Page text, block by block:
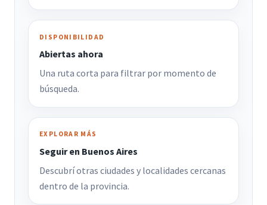
DISPONIBILIDAD
Abiertas ahora
Una ruta corta para filtrar por momento de
búsqueda.
EXPLORAR MÁS
Seguir en Buenos Aires
Descubrí otras ciudades y localidades cercanas
dentro de la provincia.